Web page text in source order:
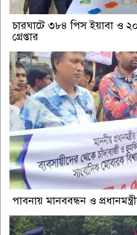
চারঘাটে ৩৮৪ পিস ইয়াবা ও
গ্রেপ্তার
পাবনায় মানববন্ধন ও